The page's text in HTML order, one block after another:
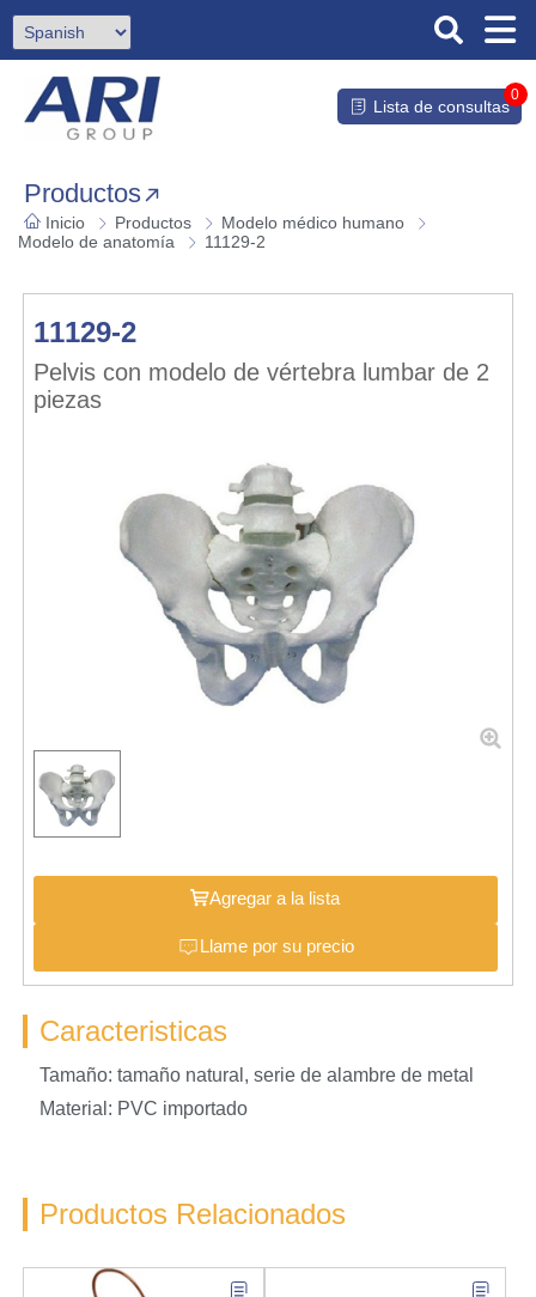
Lista de consultas
0
Productos
Inicio Productos
Modelo médico humano
Modelo de anatomía
11129-2
11129-2
Pelvis con modelo de vértebra lumbar de 2
piezas
Agregar a la lista
Llame por su precio
Caracteristicas
Tamaño: tamaño natural, serie de alambre de metal
Material: PVC importado
Productos Relacionados